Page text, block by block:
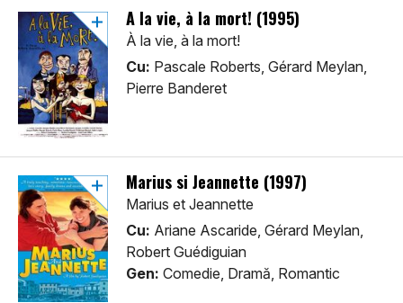
À la vie, à la mort! (1995)
À la vie, à la mort!
Cu: Pascale Roberts, Gérard Meylan,
Pierre Banderet
Marius si Jeannette (1997)
Marius et Jeannette
Cu: Ariane Ascaride, Gérard Meylan,
Robert Guédiguian
Gen: Comedie, Dramă, Romantic